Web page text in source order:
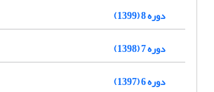
دوره 8 (1399)
دوره 7 (1398)
دوره 6 (1397)